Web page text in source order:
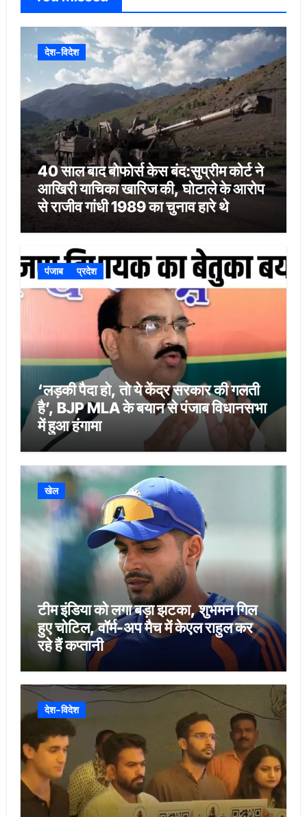
देश-विदेश
40 साल बाद बोफोर्स केस बंद:सुप्रीम कोर्ट ने
आखिरी याचिका खारिज की, घोटाले के आरोप
से राजीव गांधी 1989 का चुनाव हारे थे
पंजाब प्रदेश
‘लड़की पैदा हो, तो ये केंद्र सरकार की गलती
है’, BJP MLA के बयान से पंजाब विधानसभा
में हुआ हंगामा
खेल
टीम इंडिया को लगा बड़ा झटका, शुभमन गिल
हुए चोटिल, वॉर्म-अप मैच में केएल राहुल कर
रहे हैं कप्तानी
देश-विदेश